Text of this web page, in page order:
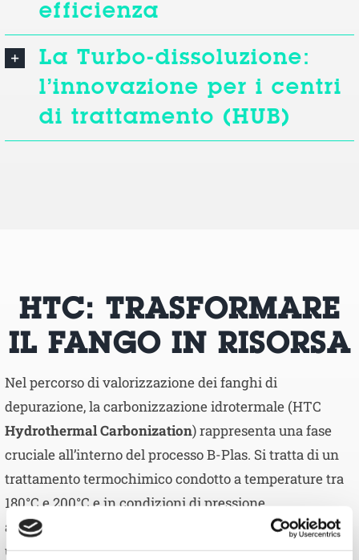
efficienza
La Turbo-dissoluzione:
l’innovazione per i centri
di trattamento (HUB)
HTC: TRASFORMARE
IL FANGO IN RISORSA
Nel percorso di valorizzazione dei fanghi di
depurazione, la carbonizzazione idrotermale (HTC
Hydrothermal Carbonization) rappresenta una fase
cruciale all’interno del processo B-Plas. Si tratta di un
trattamento termochimico condotto a temperature tra
180°C e 200°C e in condizioni di pressione
autogenerata, che converte il fango in un hydrochar,
una biomassa carboniosa ad alto contenuto energetico.